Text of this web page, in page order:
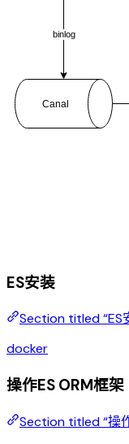
ES安装
Section titled “ES
docker
操作ES ORM框架
Section titled “操